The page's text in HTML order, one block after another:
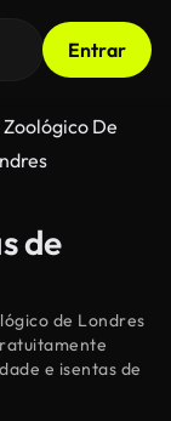
Entrar
Zoológico De
de
de Londres
e isentas de